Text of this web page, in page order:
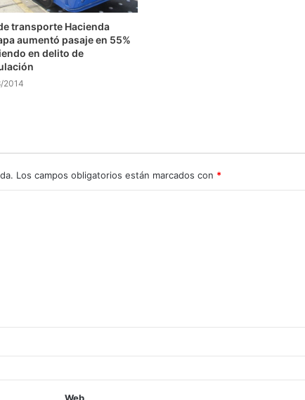
transporte Hacienda
aumentó pasaje en 55%
en delito de
2014
Los campos obligatorios están marcados con *